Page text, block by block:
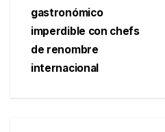
entradas
gastronómico
imperdible con chefs
de renombre
internacional